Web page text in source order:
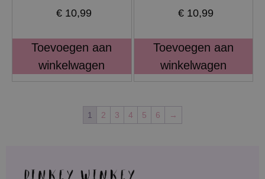
€ 10,99
Toevoegen aan
winkelwagen
€10,99
Toevoegen aan
winkelwagen
1 2 3 4 5 6 →